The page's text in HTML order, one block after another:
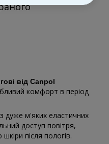
від Canpol
комфорт в період
з дуже м'яких еластичних
доступ повітря,
після пологів.